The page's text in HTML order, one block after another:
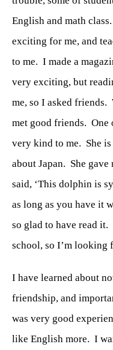
English and math class.
exciting for me, and
to me. I made a
very exciting, but
me, so I asked friends.
met good friends. One
very kind to me. She
about Japan. She
said, ‘This dolphin is
as long as you have it
so glad to have read it.
school, so I’m looking
I have learned about
friendship, and
was very good
like English more. I